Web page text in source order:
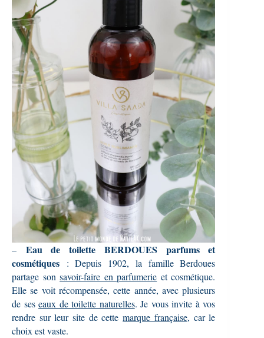
–
Eau de toilette BERDOUES parfums et
cosmétiques : Depuis 1902, la famille Berdoues
partage sonsavoir-faire en parfumerie et cosmétique.
Elle se voit récompensée, cette année, avec plusieurs
de seseaux de toilette naturelles. Je vous invite à vos
rendre sur leur site de cettemarque française, car le
choix est vaste.